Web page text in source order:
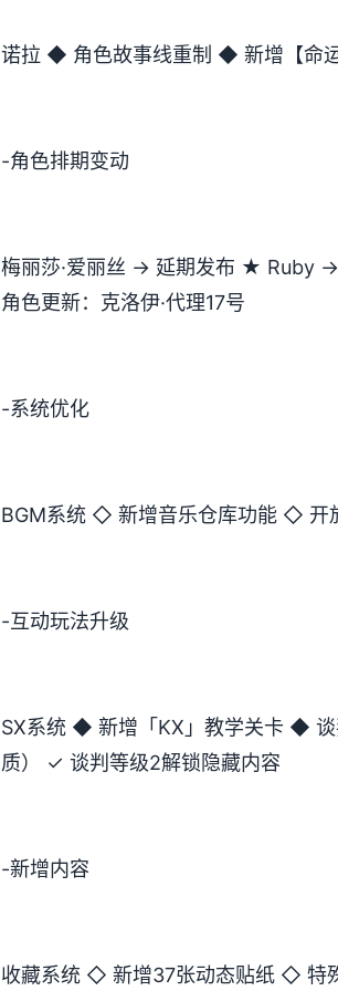
诺拉 ◆ 角色故事线重制 ◆ 新增【命
-角色排期变动
梅丽莎·爱丽丝 → 延期发布 ★ Ruby
角色更新：克洛伊·代理17号
-系统优化
BGM系统 ◇ 新增音乐仓库功能 ◇ 开
-互动玩法升级
SX系统 ◆ 新增「KX」教学关卡 ◆
质） ✓ 谈判等级2解锁隐藏内容
-新增内容
收藏系统 ◇ 新增37张动态贴纸 ◇ 特